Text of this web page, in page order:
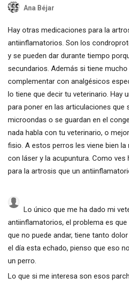
Ana Béjar
Hay otras medicaciones para la
antiinflamatorios. Son los
y se pueden dar durante tiempo
secundarios. Además si tiene
complementar con analgésicos
lo tiene que decir tu veterinario. Hay
para poner en las articulaciones que
microondas o se guardan en el
nada habla con tu veterinario, o
fisio. A estos perros les viene bien la
con láser y la acupuntura. Como
para la artrosis que un
Lo único que me ha dado mi
antiinflamatorios, el problema es
que no puede andar, tiene tanto
el día esta echado, pienso que eso
un perro.
Lo que si me interesa son esos